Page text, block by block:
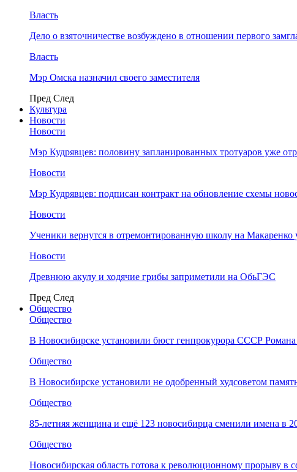
Власть
Дело о взяточничестве возбуждено в отношении первого
Власть
Мэр Омска назначил своего заместителя
Пред След
Культура
Новости
Новости
Мэр Кудрявцев: половину запланированных тротуаров уже
Новости
Мэр Кудрявцев: подписан контракт на обновление схемы
Новости
Ученики вернутся в отремонтированную школу на Макаренко
Новости
Древнюю акулу и ходячие грибы заприметили на ОбьГЭС
Пред След
Общество
Общество
В Новосибирске установили бюст генпрокурора СССР Романа
Общество
В Новосибирске установили не одобренный худсоветом
Общество
85-летняя женщина и ещё 123 новосибирца сменили имена в
Общество
Новосибирская область готова к революционному прорыву в